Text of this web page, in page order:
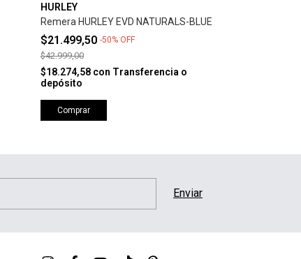
HURLEY
Remera HURLEY EVD NATURALS-BLUE
$21.499,50 -50% OFF
$42.999,00
$18.274,58 con Transferencia o
depósito
Comprar